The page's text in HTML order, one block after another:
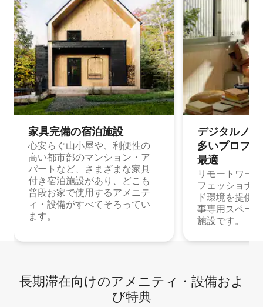
家具完備の宿⁠泊⁠施⁠設
心安らぐ山小屋や、利便性の
高い都市部のマンション・ア
パートなど、さまざまな家具
付き宿泊施設があり、どこも
普段お家で使用するアメニテ
ィ・設備がすべてそろってい
ます。
デジタルノ
多⁠いプ⁠ロ⁠フ⁠
最⁠適
リモートワー
フェッショナ
ド環境を提供
事専用スペー
施設です。
長期滞在向け⁠のア⁠メ⁠ニ⁠テ⁠ィ⁠・設⁠備⁠およ
び特⁠典